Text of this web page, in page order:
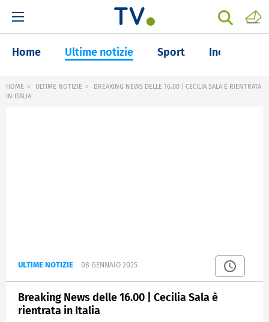
Home Ultime notizie Sport Inchieste
HOME ULTIME NOTIZIE
BREAKING NEWS DELLE 16.00 | CECILIA SALA È RIENTRATA
IN ITALIA
ULTIME NOTIZIE 08 GENNAIO 2025
Breaking News delle 16.00 | Cecilia Sala è
rientrata in Italia